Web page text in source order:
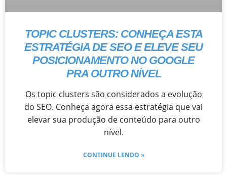
TOPIC CLUSTERS: CONHEÇA ESTA
ESTRATÉGIA DE SEO E ELEVE SEU
POSICIONAMENTO NO GOOGLE
PRA OUTRO NÍVEL
Os topic clusters são considerados a evolução
do SEO. Conheça agora essa estratégia que vai
elevar sua produção de conteúdo para outro
nível.
CONTINUE LENDO »